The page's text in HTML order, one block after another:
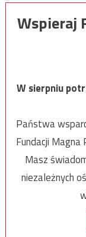
Wspieraj
W sierpniu
Państwa
Fundacji Magna
Masz
niezależnych